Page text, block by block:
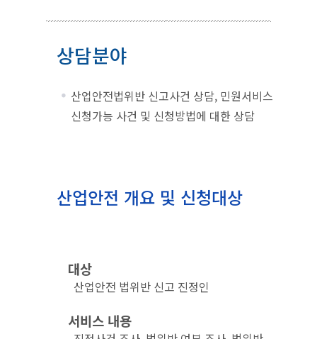
상담분야
산업안전법위반 신고사건 상담, 민원서비스
신청가능 사건 및 신청방법에 대한 상담
산업안전 개요 및 신청대상
대상
산업안전 법위반 신고 진정인
서비스 내용